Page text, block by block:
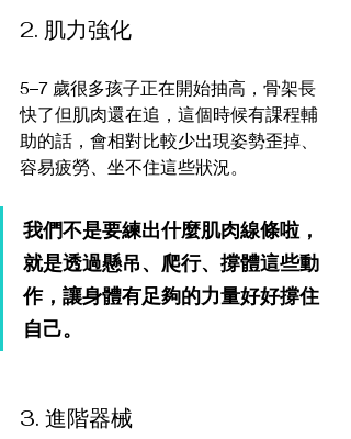
2. 肌力強化
5–7 歲很多孩子正在開始抽高，骨架長
快了但肌肉還在追，這個時候有課程輔
助的話，會相對比較少出現姿勢歪掉、
容易疲勞、坐不住這些狀況。
我們不是要練出什麼肌肉線條啦，
就是透過懸吊、爬行、撐體這些動
作，讓身體有足夠的力量好好撐住
自己。
3. 進階器械